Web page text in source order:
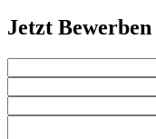
Jetzt Bewerben